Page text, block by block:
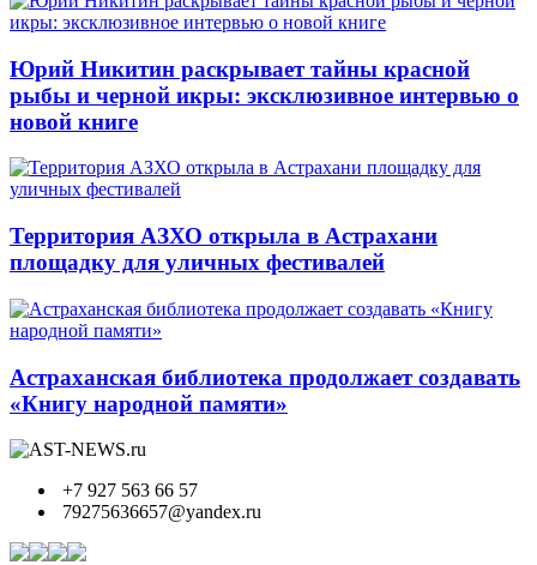
Юрий Никитин раскрывает тайны красной
рыбы и черной икры: эксклюзивное интервью о
новой книге
Территория АЗХО открыла в Астрахани
площадку для уличных фестивалей
Астраханская библиотека продолжает создавать
«Книгу народной памяти»
+7 927 563 66 57
79275636657@yandex.ru